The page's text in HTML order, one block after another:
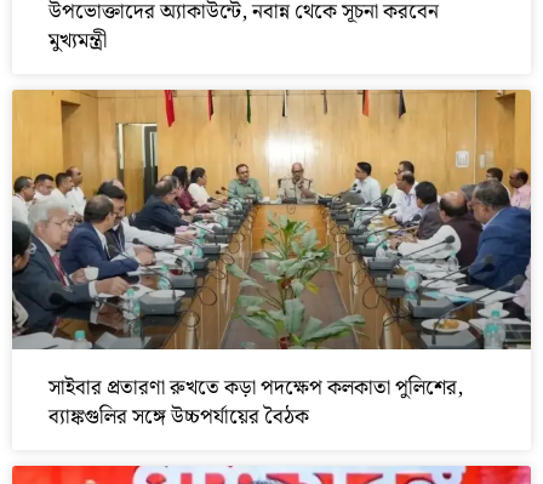
উপভোক্তাদের অ্যাকাউন্টে, নবান্ন থেকে সূচনা করবেন
মুখ্যমন্ত্রী
সাইবার প্রতারণা রুখতে কড়া পদক্ষেপ কলকাতা পুলিশের,
ব্যাঙ্কগুলির সঙ্গে উচ্চপর্যায়ের বৈঠক